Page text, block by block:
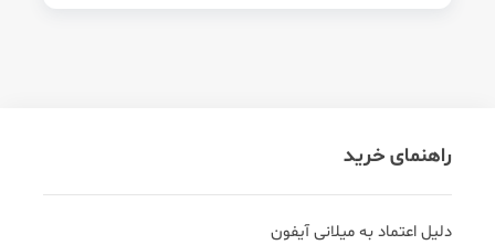
راهنمای خرید
دلیل اعتماد به میلانی آیفون